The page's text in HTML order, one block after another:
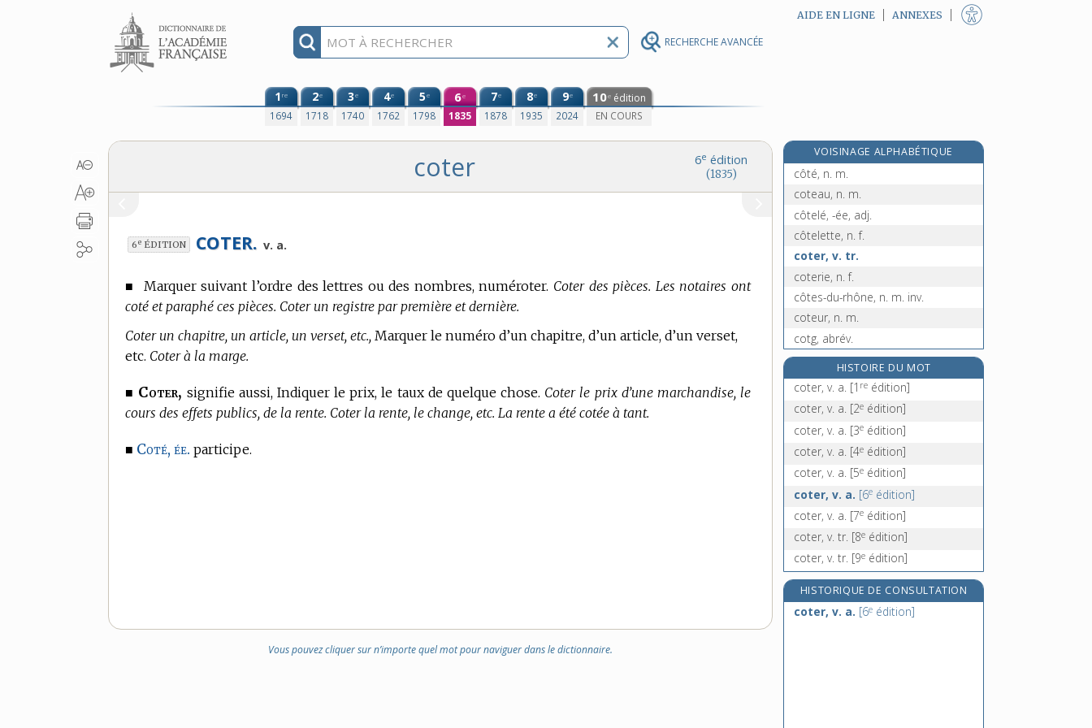
RECHERCHE AVANCÉE
Aller au contenu AIDE EN LIGNE ANNEXES
1re
1694
2e
1718
3e
1740
4e
1762
5e
1798
6e
1835
7e
1878
8e
1935
9e
2024
10e édition
EN COURS
6e édition
(1835)
coter
6e ÉDITION COTER. v. a.
■ Marquer suivant l’ordre des lettres ou des nombres, numéroter. Coter des pièces. Les notaires ont
coté et paraphé ces pièces. Coter un registre par première et dernière.
Coter un chapitre, un article, un verset, etc., Marquer le numéro d’un chapitre, d’un article, d’un verset,
etc. Coter à la marge.
■ Coter, signifie aussi, Indiquer le prix, le taux de quelque chose. Coter le prix d’une marchandise, le
cours des effets publics, de la rente. Coter la rente, le change, etc. La rente a été cotée à tant.
■ Coté, ée. participe.
Vous pouvez cliquer sur n’importe quel mot pour naviguer dans le dictionnaire.
VOISINAGE ALPHABÉTIQUE
coté, -ée, adj.
côté, n. m.
coteau, n. m.
côtelé, -ée, adj.
côtelette, n. f.
coter, v. tr.
coterie, n. f.
côtes-du-rhône, n. m. inv.
coteur, n. m.
cotg, abrév.
cothurne, n. m.
cotice, n. f.
côtière, n. f.
HISTOIRE DU MOT
coter, v. a. [1 re édition]
coter, v. a. [2e édition]
coter, v. a. [3e édition]
coter, v. a. [4e édition]
coter, v. a. [5e édition]
coter, v. a. [6e édition]
coter, v. a. [7e édition]
coter, v. tr. [8e édition]
coter, v. tr. [9e édition]
HISTORIQUE DE CONSULTATION
coter, v. a. [6e édition]